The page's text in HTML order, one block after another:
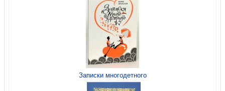
Детям о душе
Записки многодетного